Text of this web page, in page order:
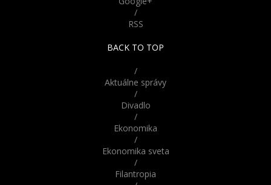
vstúpiť?
Demotivácia: Som len
obyčajný kretén, akých sú
na svete 4 miliardy
/
RSS
BACK TO TOP
/
Aktuálne správy
/
Divadlo
/
Ekonomika
/
Ekonomika sveta
/
Filantropia